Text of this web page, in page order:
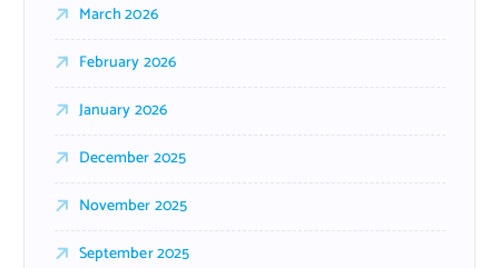
March 2026
February 2026
January 2026
December 2025
November 2025
September 2025